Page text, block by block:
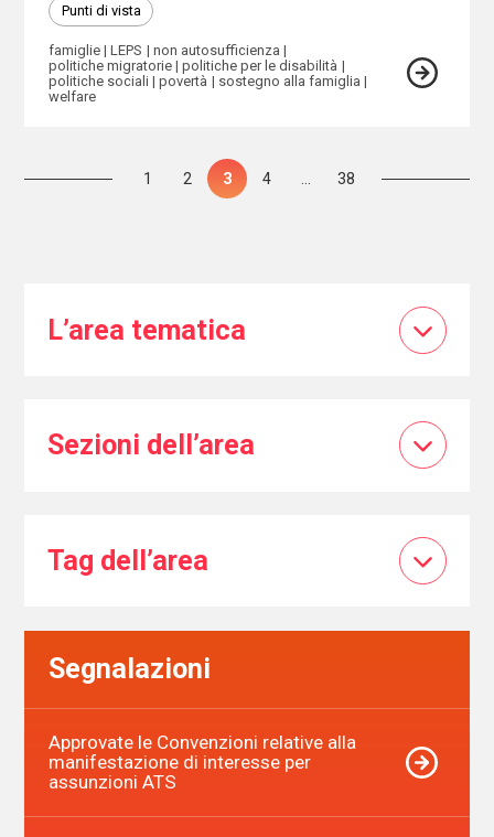
Punti di vista
famiglie LEPS
non autosufficienza
politiche migratorie
politiche per le disabilità
politiche sociali
povertà
sostegno alla famiglia
welfare
Paginazione
Pagina
1 Pagina
2 Pagina
3 Pagina
4 Pagina
38
L’area tematica
Sezioni dell’area
Tag dell’area
Segnalazioni
Approvate le Convenzioni relative alla
manifestazione di interesse per
assunzioni ATS